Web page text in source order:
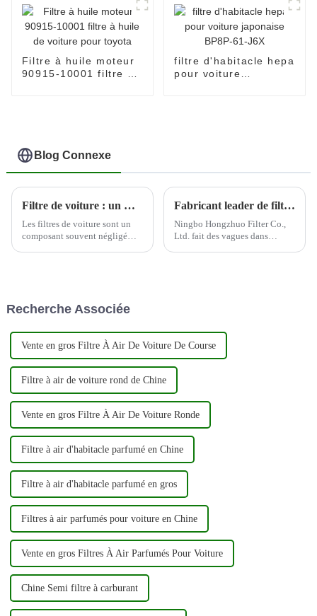
Filtre à huile moteur
90915-10001 filtre à
filtre d'habitacle hepa
pour voiture
Blog Connexe
Filtre de voiture : un moyen rentable d'améliorer les performances du moteur
Les filtres de voiture sont un
composant souvent négligé
puissent pénétrer dans le
Fabricant leader de filtres automobiles--Ningbo Hongzhuo
Ningbo Hongzhuo Filter Co.,
Ltd. fait des vagues dans
Recherche Associée
Vente en gros Filtre À Air De Voiture De Course
Filtre à air de voiture rond de Chine
Vente en gros Filtre À Air De Voiture Ronde
Filtre à air d'habitacle parfumé en Chine
Filtre à air d'habitacle parfumé en gros
Filtres à air parfumés pour voiture en Chine
Vente en gros Filtres À Air Parfumés Pour Voiture
Chine Semi filtre à carburant